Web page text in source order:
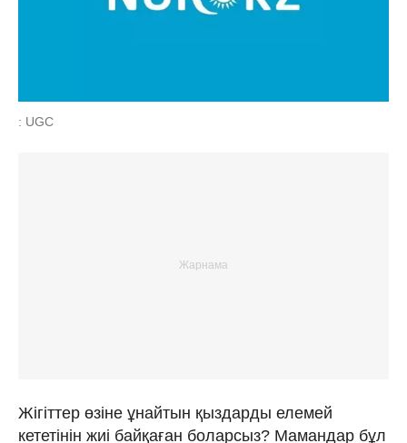
: UGC
Жігіттер өзіне ұнайтын қыздарды елемей
кететінін жиі байқаған боларсыз? Мамандар бұл